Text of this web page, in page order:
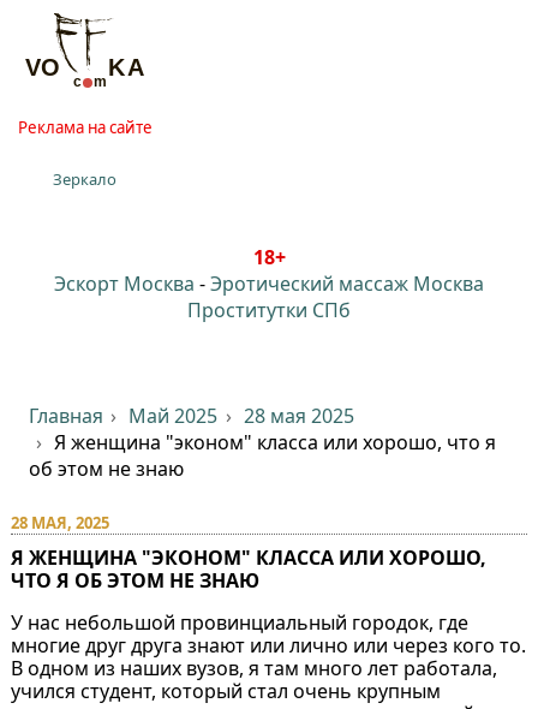
Реклама на сайте
Зеркало
18+
Эскорт Москва -Эротический массаж Москва
Проститутки СПб
Главная Май 2025
28 мая 2025
Я женщина "эконом" класса или хорошо, что я
об этом не знаю
28 МАЯ, 2025
Я ЖЕНЩИНА "ЭКОНОМ" КЛАССА ИЛИ ХОРОШО,
ЧТО Я ОБ ЭТОМ НЕ ЗНАЮ
У нас небольшой провинциальный городок, где
многие друг друга знают или лично или через кого то.
В одном из наших вузов, я там много лет работала,
учился студент, который стал очень крупным